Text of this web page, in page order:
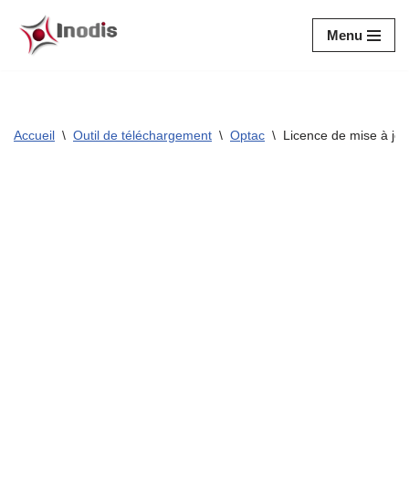
Aller
Menu
Accueil \ Outil de téléchargement \ Optac \ Licence de mise à